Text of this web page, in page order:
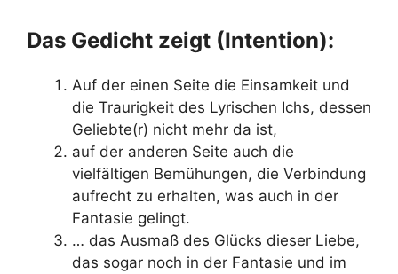
Das Gedicht zeigt (Intention):
Auf der einen Seite die Einsamkeit und
die Traurigkeit des Lyrischen Ichs, dessen
Geliebte(r) nicht mehr da ist,
auf der anderen Seite auch die
vielfältigen Bemühungen, die Verbindung
aufrecht zu erhalten, was auch in der
Fantasie gelingt.
… das Ausmaß des Glücks dieser Liebe,
das sogar noch in der Fantasie und im